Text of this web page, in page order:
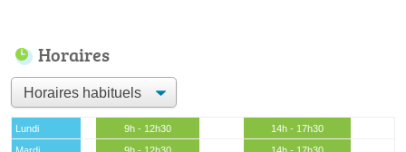
Horaires
Lundi 9h - 12h30
14h - 17h30
Mardi
9h - 12h30
14h - 17h30